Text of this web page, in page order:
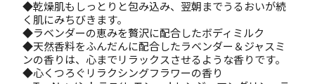
◆乾燥肌もしっとりと包み込み、翌朝までうるおいが続
く肌にみちびきます。
◆ラベンダーの恵みを贅沢に配合したボディミルク
◆天然香料をふんだんに配合したラベンダー＆ジャスミ
ンの香りは、心までリラックスさせるような香りです。
◆心くつろぐリラクシングフラワーの香り